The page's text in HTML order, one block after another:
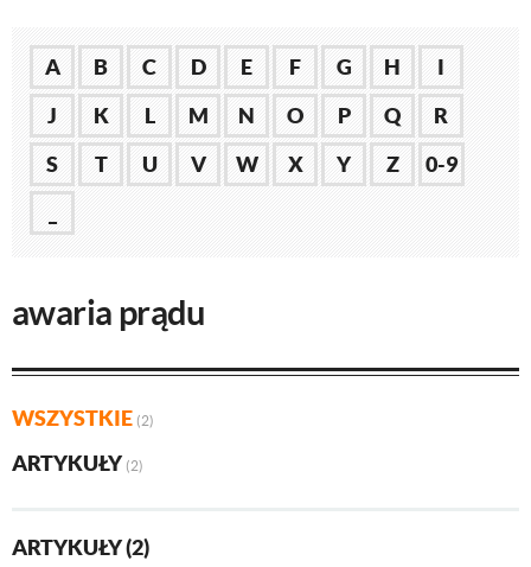
A B C D E F G H
I
J
K L M N O P Q
R
S
T U V W X Y Z
0-9
awaria prądu
WSZYSTKIE (2)
ARTYKUŁY (2)
ARTYKUŁY (2)